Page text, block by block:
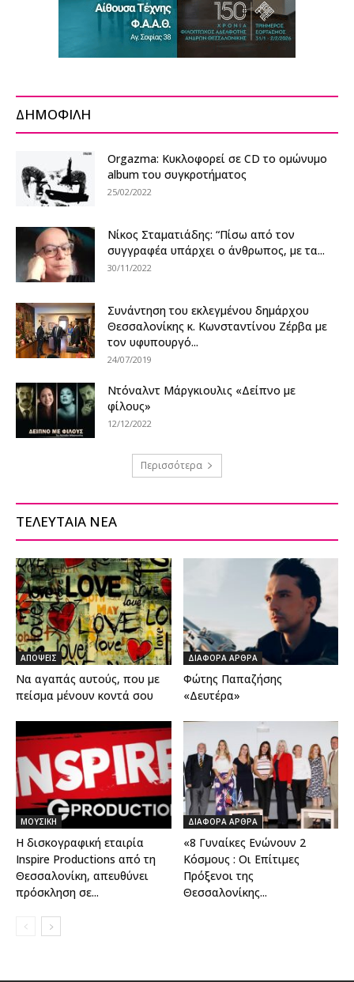
ΔΗΜΟΦΙΛΗ
Orgazma: Κυκλοφορεί σε CD το ομώνυμο
album του συγκροτήματος
25/02/2022
Νίκος Σταματιάδης: “Πίσω από τον
συγγραφέα υπάρχει ο άνθρωπος, με τα...
30/11/2022
Συνάντηση του εκλεγμένου δημάρχου
Θεσσαλονίκης κ. Κωνσταντίνου Ζέρβα με
τον υφυπουργό...
24/07/2019
Ντόναλντ Μάργκιουλις «Δείπνο με
φίλους»
12/12/2022
Περισσότερα
ΤΕΛΕΥΤΑΙΑ ΝΕΑ
ΑΠΟΨΕΙΣ
Να αγαπάς αυτούς, που με
πείσμα μένουν κοντά σου
ΔΙΑΦΟΡΑ ΑΡΘΡΑ
Φώτης Παπαζήσης
«Δευτέρα»
ΜΟΥΣΙΚΗ
Η δισκογραφική εταιρία
Inspire Productions από τη
Θεσσαλονίκη, απευθύνει
πρόσκληση σε...
ΔΙΑΦΟΡΑ ΑΡΘΡΑ
«8 Γυναίκες Ενώνουν 2
Κόσμους : Οι Επίτιμες
Πρόξενοι της
Θεσσαλονίκης...